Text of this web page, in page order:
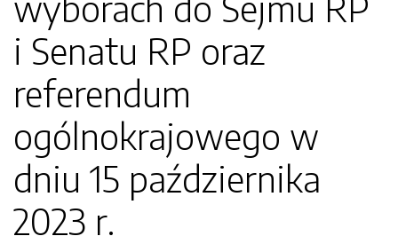
i Senatu RP oraz
referendum
ogólnokrajowego w
dniu 15 października
2023 r.